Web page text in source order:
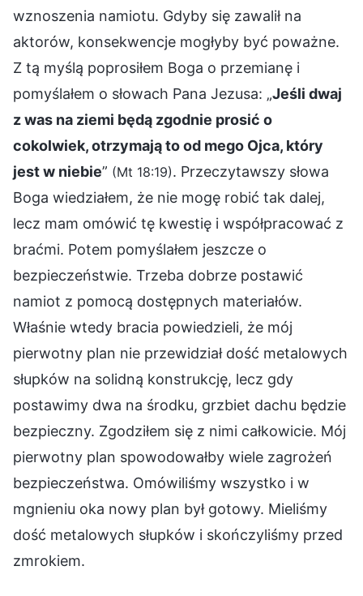
wznoszenia namiotu. Gdyby się zawalił na
aktorów, konsekwencje mogłyby być poważne.
Z tą myślą poprosiłem Boga o przemianę i
pomyślałem o słowach Pana Jezusa: „Jeśli dwaj
z was na ziemi będą zgodnie prosić o
cokolwiek, otrzymają to od mego Ojca, który
jest w niebie” (Mt 18:19). Przeczytawszy słowa
Boga wiedziałem, że nie mogę robić tak dalej,
lecz mam omówić tę kwestię i współpracować z
braćmi. Potem pomyślałem jeszcze o
bezpieczeństwie. Trzeba dobrze postawić
namiot z pomocą dostępnych materiałów.
Właśnie wtedy bracia powiedzieli, że mój
pierwotny plan nie przewidział dość metalowych
słupków na solidną konstrukcję, lecz gdy
postawimy dwa na środku, grzbiet dachu będzie
bezpieczny. Zgodziłem się z nimi całkowicie. Mój
pierwotny plan spowodowałby wiele zagrożeń
bezpieczeństwa. Omówiliśmy wszystko i w
mgnieniu oka nowy plan był gotowy. Mieliśmy
dość metalowych słupków i skończyliśmy przed
zmrokiem.